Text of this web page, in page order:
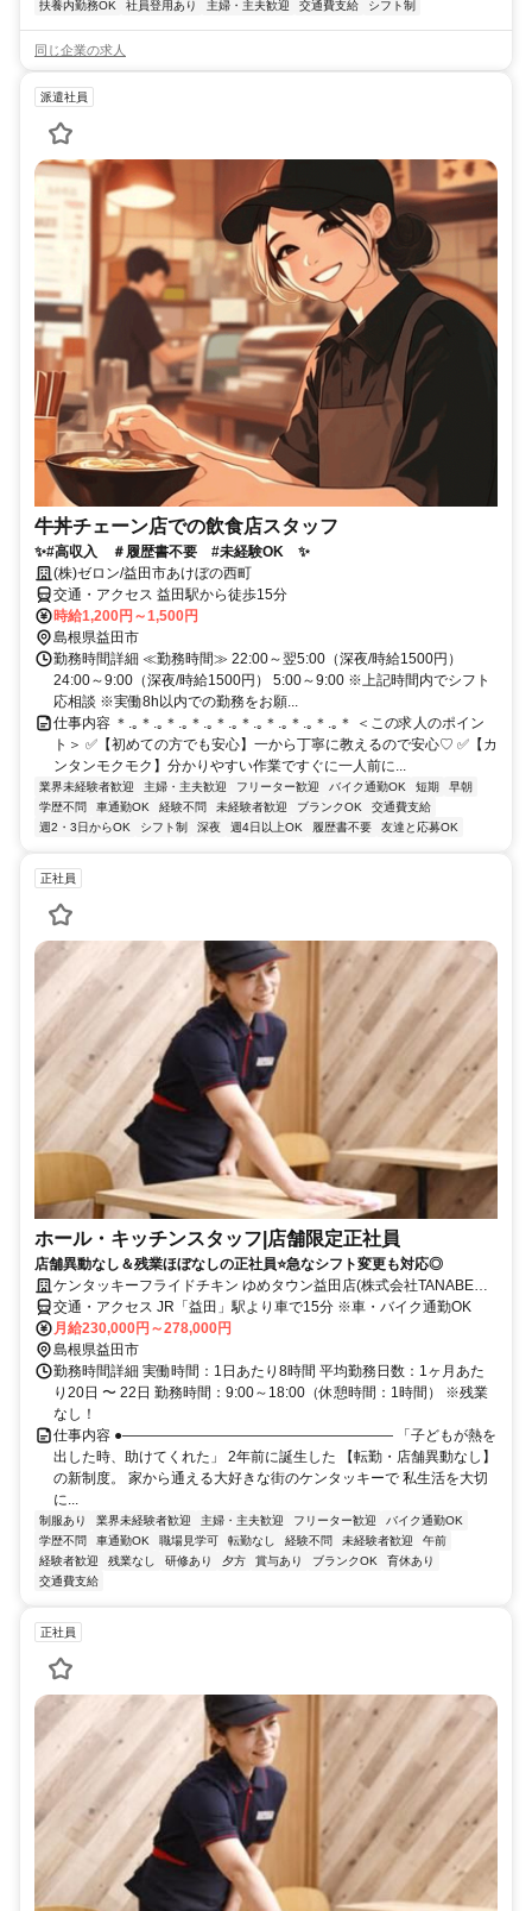
扶養内勤務OK 社員登用あり 主婦・主夫歓迎 交通費支給 シフト制
同じ企業の求人
派遣社員
牛丼チェーン店での飲食店スタッフ
✨#高収入 ＃履歴書不要 #未経験OK ✨
(株)ゼロン/益田市あけぼの西町
交通・アクセス 益田駅から徒歩15分
時給1,200円～1,500円
島根県益田市
勤務時間詳細 ≪勤務時間≫ 22:00～翌5:00（深夜/時給1500円）
24:00～9:00（深夜/時給1500円） 5:00～9:00 ※上記時間内でシフト
応相談 ※実働8h以内での勤務をお願...
仕事内容 ＊.｡＊.｡＊.｡＊.｡＊.｡＊.｡＊.｡＊.｡＊.｡＊ ＜この求人のポイン
ト＞ ✅【初めての方でも安心】一から丁寧に教えるので安心♡ ✅【カ
ンタンモクモク】分かりやすい作業ですぐに一人前に...
業界未経験者歓迎 主婦・主夫歓迎 フリーター歓迎 バイク通勤OK 短期
早朝
学歴不問
車通勤OK 経験不問 未経験者歓迎 ブランクOK
交通費支給
週2・3日からOK
シフト制 深夜 週4日以上OK 履歴書不要 友達と応募OK
正社員
ホール・キッチンスタッフ|店舗限定正社員
店舗異動なし＆残業ほぼなしの正社員⭐急なシフト変更も対応◎
ケンタッキーフライドチキン ゆめタウン益田店(株式会社TANABEグ
ローバルキッチン)
交通・アクセス JR「益田」駅より車で15分 ※車・バイク通勤OK
月給230,000円～278,000円
島根県益田市
勤務時間詳細 実働時間：1日あたり8時間 平均勤務日数：1ヶ月あた
り20日 〜 22日 勤務時間：9:00～18:00（休憩時間：1時間） ※残業
なし！
仕事内容 ●――――――――――――――――――― 「子どもが熱を
出した時、助けてくれた」 2年前に誕生した 【転勤・店舗異動なし】
の新制度。 家から通える大好きな街のケンタッキーで 私生活を大切
に...
制服あり 業界未経験者歓迎 主婦・主夫歓迎 フリーター歓迎
バイク通勤OK
学歴不問
車通勤OK 職場見学可 転勤なし 経験不問 未経験者歓迎
午前
経験者歓迎
残業なし 研修あり 夕方 賞与あり ブランクOK
育休あり
交通費支給
正社員